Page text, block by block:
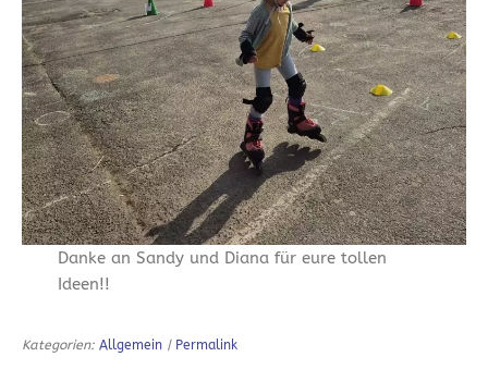
Danke an Sandy und Diana für eure tollen
Ideen!!
Kategorien: Allgemein | Permalink